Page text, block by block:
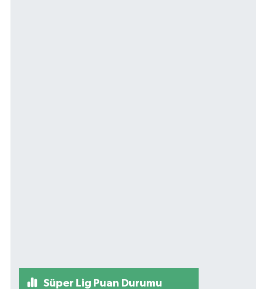
Süper Lig Puan Durumu